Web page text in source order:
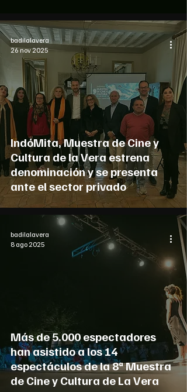
IndóMita, Muestra de Cine y
Cultura de la Vera estrena
denominación y se presenta
ante el sector privado
badilalavera
26 nov 2025
Más de 5.000 espectadores
han asistido a los 14
espectáculos de la 8ª Muestra
de Cine y Cultura de La Vera
badilalavera
8 ago 2025